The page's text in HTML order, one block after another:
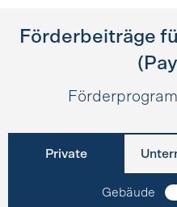
Förderbeiträge
Private
Gebäude